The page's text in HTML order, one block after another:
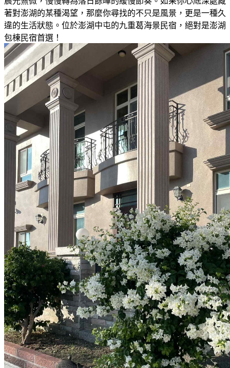
著對澎湖的某種渴望，那麼你尋找的不只是風景，更是一種久
違的生活狀態。位於澎湖中屯的九重葛海景民宿，絕對是澎湖
包棟民宿首選！